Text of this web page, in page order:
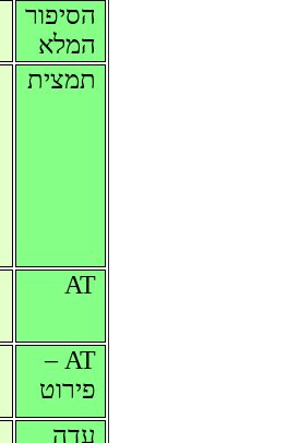
הסיפור
המלא
תמצית
AT
AT –
פירוט
עדה